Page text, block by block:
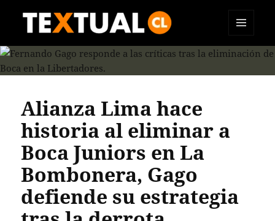
TEXTUAL
Y
Alianza Lima hace
historia al eliminar a
Boca Juniors en La
Bombonera, Gago
defiende su estrategia